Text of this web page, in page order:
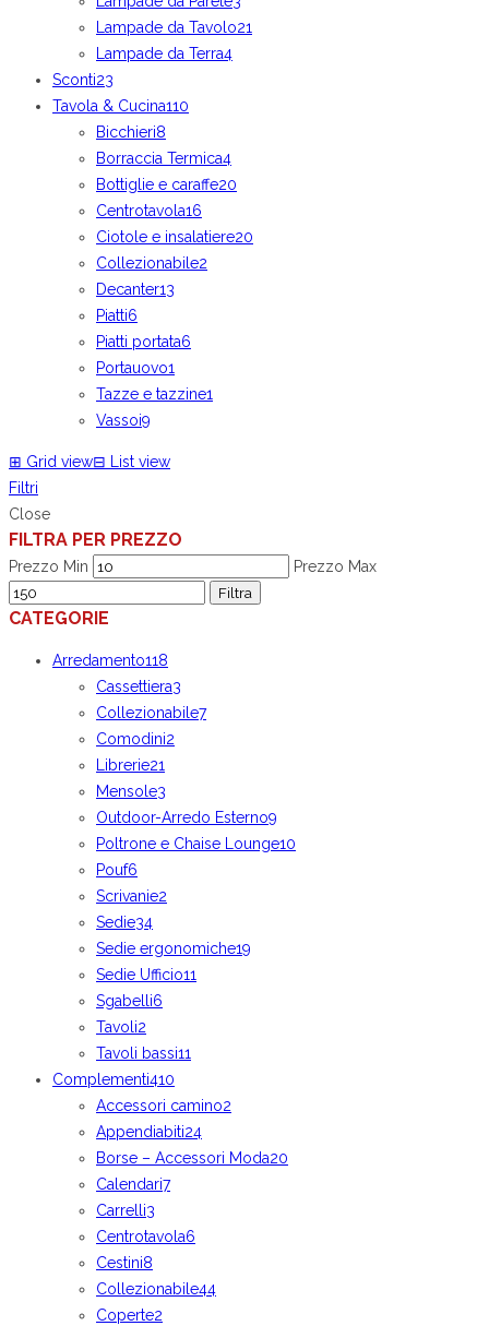
Lampade da Tavolo21
Lampade da Terra4
Sconti23
Tavola & Cucina110
Bicchieri8
Borraccia Termica4
Bottiglie e caraffe20
Centrotavola16
Ciotole e insalatiere20
Collezionabile2
Decanter13
Piatti6
Piatti portata6
Portauovo1
Tazze e tazzine1
Vassoi9
⊞ Grid view⊟
List view
Filtri
Close
FILTRA PER PREZZO
Prezzo Min
Prezzo Max
Filtra
CATEGORIE
Arredamento118
Cassettiera3
Collezionabile7
Comodini2
Librerie21
Mensole3
Outdoor-Arredo Esterno9
Poltrone e Chaise Lounge10
Pouf6
Scrivanie2
Sedie34
Sedie ergonomiche19
Sedie Ufficio11
Sgabelli6
Tavoli2
Tavoli bassi11
Complementi410
Accessori camino2
Appendiabiti24
Borse – Accessori Moda20
Calendari7
Carrelli3
Centrotavola6
Cestini8
Collezionabile44
Coperte2